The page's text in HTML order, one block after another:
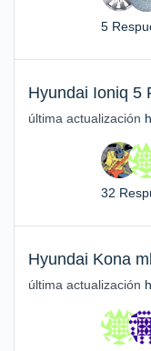
5
Hyundai Ioniq 5
última actualización
32
Hyundai Kona
última actualización